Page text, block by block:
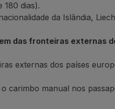
dias).
da Islândia,
das fronteiras externas
externas dos países
carimbo manual nos